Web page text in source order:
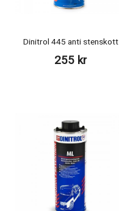
Dinitrol 445 anti stenskott
255 kr